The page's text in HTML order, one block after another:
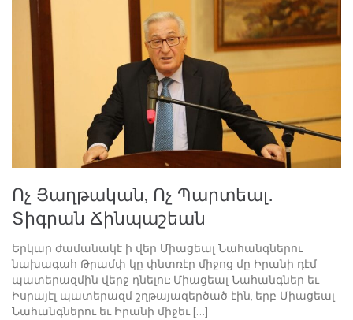
Ոչ Յաղթական, Ոչ Պարտեալ․
Տիգրան Ճինպաշեան
Երկար ժամանակէ ի վեր Միացեալ Նահանգներու
նախագահ Թրամփ կը փնտռէր միջոց մը Իրանի դէմ
պատերազմին վերջ դնելու: Միացեալ Նահանգներ եւ
Իսրայէլ պատերազմ շղթայազերծած էին, երբ Միացեալ
Նահանգներու եւ Իրանի միջեւ […]